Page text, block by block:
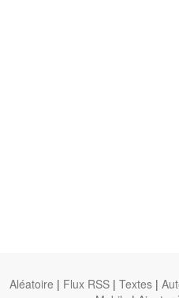
Aléatoire | Flux RSS | Textes |